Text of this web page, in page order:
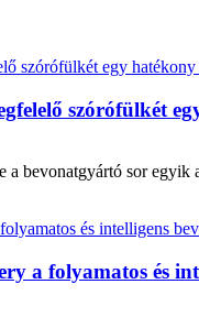
szórófülkét
a bevonatgyártó sor
a folyamatos és